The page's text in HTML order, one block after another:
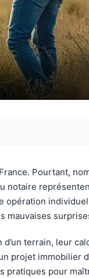
Pourtant,
opération
terrain, leur
immobilier
pour